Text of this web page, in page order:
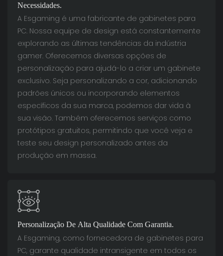
Necessidades.
A Esgaming é uma fabricante de gabinetes para
PC. Nossa equipe de design está constantemente
explorando as últimas tendências da indústria
gamer. Oferecemos diversas opções de
personalização para ajudá-lo a criar um gabinete
exclusivo. Seja personalizando a cor, adicionando
padrões únicos ou incorporando elementos
específicos da sua marca, podemos dar vida à
sua visão. Também oferecemos serviços como
protótipos gratuitos, permitindo que você veja e
teste seu design personalizado antes da
produção em massa.
Personalização De Alta Qualidade Com Garantia.
A Esgaming, como fornecedora de gabinetes para
PC, garante qualidade intransigente em todos os